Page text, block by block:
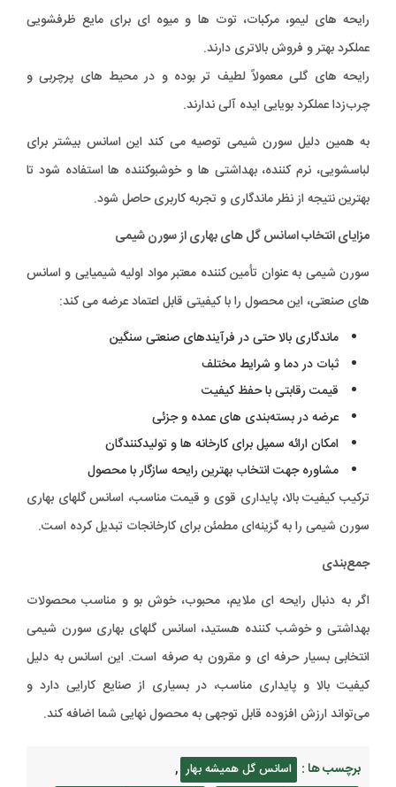
رایحه های لیمو، مرکبات، توت ها و میوه ای برای مایع ظرفشویی
عملکرد بهتر و فروش بالاتری دارند.
رایحه های گلی معمولاً لطیف تر بوده و در محیط های پرچربی و
چرب‌زدا عملکرد بویایی ایده آلی ندارند.
به همین دلیل سورن شیمی توصیه می کند این اسانس بیشتر برای
لباسشویی، نرم کننده، بهداشتی ها و خوشبوکننده ها استفاده شود تا
بهترین نتیجه از نظر ماندگاری و تجربه کاربری حاصل شود.
مزایای انتخاب اسانس گل های بهاری از سورن شیمی
سورن شیمی به عنوان تأمین کننده معتبر مواد اولیه شیمیایی و اسانس
های صنعتی، این محصول را با کیفیتی قابل اعتماد عرضه می کند:
ماندگاری بالا حتی در فرآیندهای صنعتی سنگین
ثبات در دما و شرایط مختلف
قیمت رقابتی با حفظ کیفیت
عرضه در بسته‌بندی های عمده و جزئی
امکان ارائه سمپل برای کارخانه ها و تولیدکنندگان
مشاوره جهت انتخاب بهترین رایحه سازگار با محصول
ترکیب کیفیت بالا، پایداری قوی و قیمت مناسب، اسانس گلهای بهاری
سورن شیمی را به گزینه‌ای مطمئن برای کارخانجات تبدیل کرده است.
جمع‌بندی
اگر به دنبال رایحه ای ملایم، محبوب، خوش‌ بو و مناسب محصولات
بهداشتی و خوشب کننده هستید، اسانس گلهای بهاری سورن شیمی
انتخابی بسیار حرفه ای و مقرون به صرفه است. این اسانس به دلیل
کیفیت بالا و پایداری مناسب، در بسیاری از صنایع کارایی دارد و
می‌تواند ارزش افزوده قابل توجهی به محصول نهایی شما اضافه کند.
برچسب ها : اسانس گل همیشه بهار ,